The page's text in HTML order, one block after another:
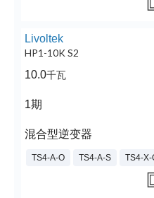
Livoltek
HP1-10K S2
10.0千瓦
1期
混合型逆变器
TS4-A-O TS4-A-S TS4-X-